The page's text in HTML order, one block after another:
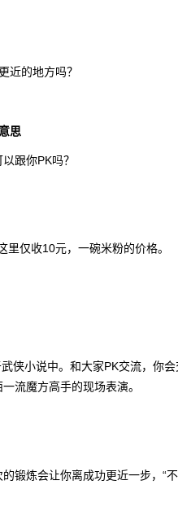
近的地方吗？
思
跟你PK吗？
仅收10元，一碗米粉的价格。
侠小说中。和大家PK交流，你
流魔方高手的现场表演。
锻炼会让你离成功更近一步，“